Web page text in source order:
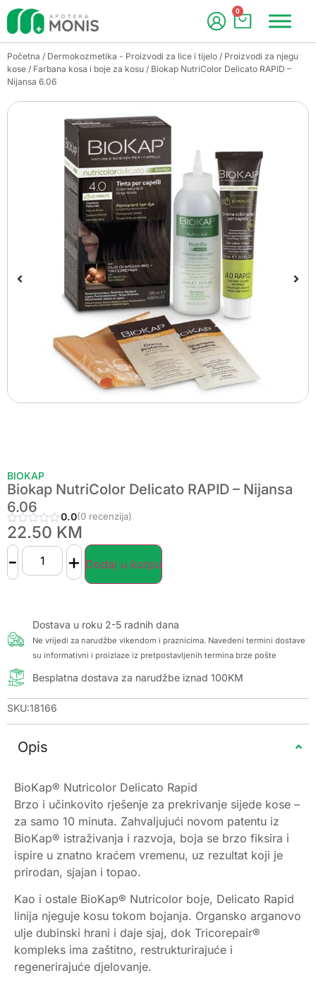
0
Početna / Dermokozmetika - Proizvodi za lice i tijelo / Proizvodi za njegu
kose / Farbana kosa i boje za kosu / Biokap NutriColor Delicato RAPID –
Nijansa 6.06
BIOKAP
Biokap NutriColor Delicato RAPID – Nijansa
6.06
0.0(0 recenzija)
22.50 KM
- + Dodaj u korpu
Dostava u roku 2-5 radnih dana
Ne vrijedi za narudžbe vikendom i praznicima. Navedeni termini dostave
su informativni i proizlaze iz pretpostavljenih termina brze pošte
Besplatna dostava za narudžbe iznad 100KM
SKU:18166
Opis
BioKap® Nutricolor Delicato Rapid
Brzo i učinkovito rješenje za prekrivanje sijede kose –
za samo 10 minuta. Zahvaljujući novom patentu iz
BioKap® istraživanja i razvoja, boja se brzo fiksira i
ispire u znatno kraćem vremenu, uz rezultat koji je
prirodan, sjajan i topao.
Kao i ostale BioKap® Nutricolor boje, Delicato Rapid
linija njeguje kosu tokom bojanja. Organsko arganovo
ulje dubinski hrani i daje sjaj, dok Tricorepair®
kompleks ima zaštitno, restrukturirajuće i
regenerirajuće djelovanje.